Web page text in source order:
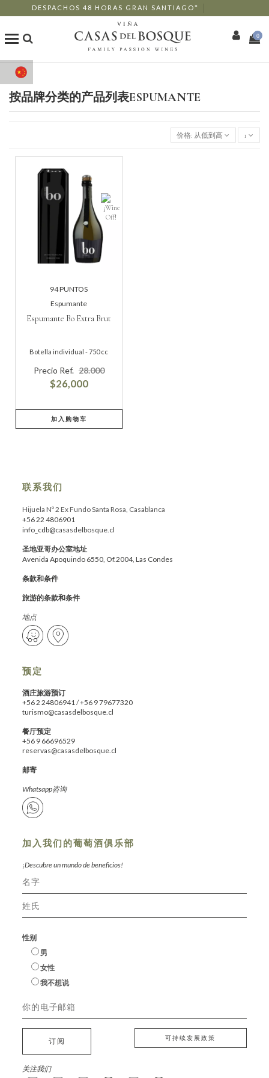
DESPACHOS 48 HORAS GRAN SANTIAGO*
商店
我们的葡萄酒
0
按品牌分类的产品列表ESPUMANTE
价格: 从低到高 1
Espumante
Espumante Bo Extra Brut
$26,000
Precio Ref. 28.000
Botella individual - 750 cc
加入购物车
联系我们
Hijuela Nº 2 Ex Fundo Santa Rosa, Casablanca
+56 22 4806901
info_cdb@casasdelbosque.cl
圣地亚哥办公室地址
Avenida Apoquindo 6550, Of.2004, Las Condes
条款和条件
旅游的条款和条件
地点
预定
酒庄旅游预订
+56 2 24806941 /+56 9 79677320
turismo@casasdelbosque.cl
餐厅预定
+56 9 66696529
reservas@casasdelbosque.cl
邮寄
Whatsapp咨询
加入我们的葡萄酒俱乐部
¡Descubre un mundo de beneficios!
性别
男
女性
我不想说
订阅 可持续发展政策
关注我们